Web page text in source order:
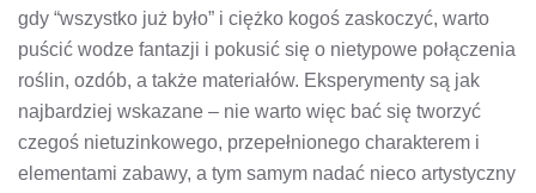
gdy “wszystko już było” i ciężko kogoś zaskoczyć, warto
puścić wodze fantazji i pokusić się o nietypowe połączenia
roślin, ozdób, a także materiałów. Eksperymenty są jak
najbardziej wskazane – nie warto więc bać się tworzyć
czegoś nietuzinkowego, przepełnionego charakterem i
elementami zabawy, a tym samym nadać nieco artystyczny